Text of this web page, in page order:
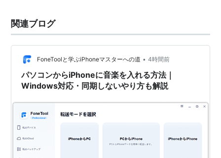
配布することが決定。
9月17日（現地時間）にロンドンで行われた「Mum
イギリス国内でiPhoneが11月9日から利用可能に。イ
ギリス国内の販売キャリアはO2で価格は269ポンド
から。
9月19日、ドイツ国内でiPhoneが11月9日から利用可
能に。ドイツ国内の販売キャリアはドイツの
Mobile
10月16日、フランス国内でiPhoneが11月29日から利
用可能に。フランス国内の販売キャリアは
関連ブログ
FoneToolと学ぶiPhoneマスターへの道 • 4時間前
パソコンからiPhoneに音楽を入れる方法｜
Windows対応・同期しないやり方も解説